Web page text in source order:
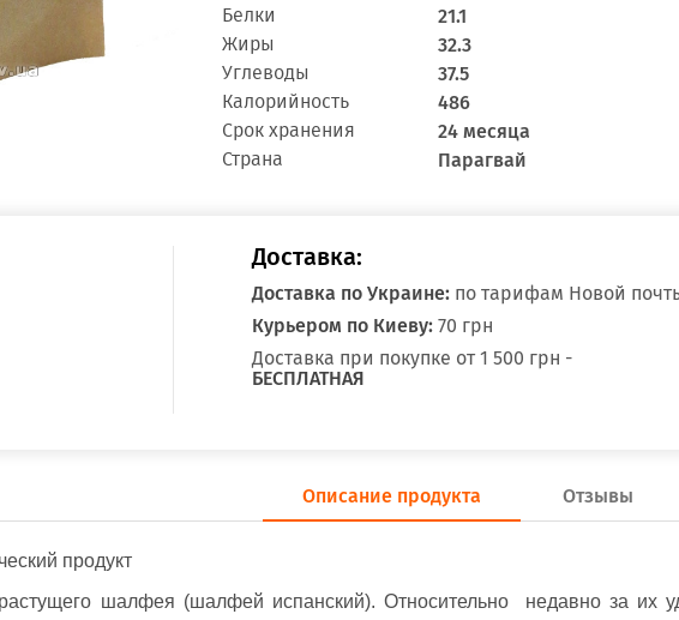
Белки 21.1
Жиры 32.3
Углеводы 37.5
Калорийность 486
Срок хранения 24 месяца
Страна Парагвай
Доставка:
Доставка по Украине:по тарифам Новой
Курьером по Киеву:70 грн
Доставка при покупке от 1 500 грн -
БЕСПЛАТНАЯ
Описание продукта Отзывы
продукт
шалфея (шалфей испанский). Относительно  недавно за их